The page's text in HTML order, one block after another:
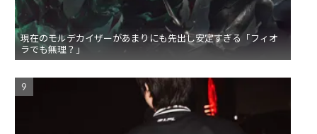
現在のモルデカイザーがあまりにも先出し安定すぎる「フィオ
ラでも無理？」